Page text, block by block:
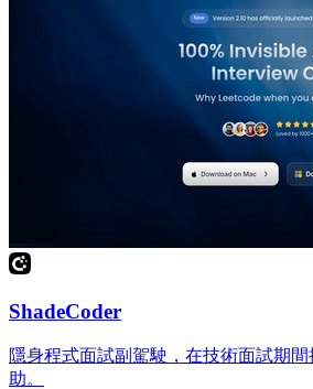
ShadeCoder
隱身程式面試副駕駛，在技術面試期
助。